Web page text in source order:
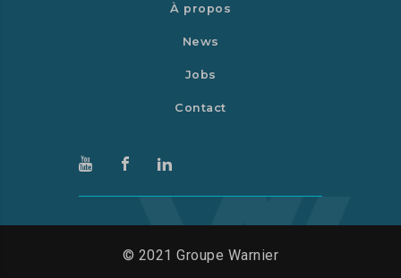
À propos
News
Jobs
Contact
© 2021 Groupe Warnier